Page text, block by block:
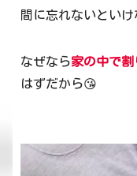
間に忘れないといけ
なぜなら家の中で
はずだから😘